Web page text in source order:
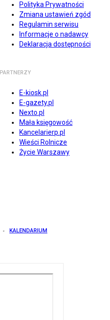
Polityka Prywatności
Zmiana ustawień zgód
Regulamin serwisu
Informacje o nadawcy
Deklaracja dostępności
PARTNERZY
E-kiosk.pl
E-gazety.pl
Nexto.pl
Mała księgowość
Kancelarierp.pl
Wieści Rolnicze
Życie Warszawy
KALENDARIUM